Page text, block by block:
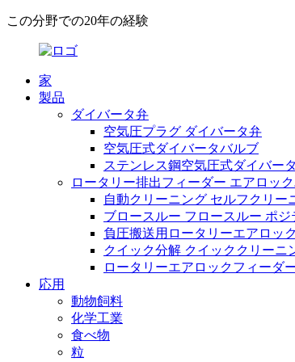
この分野での20年の経験
家
製品
ダイバータ弁
空気圧プラグ ダイバータ弁
空気圧式ダイバータバルブ
ステンレス鋼空気圧式ダイバー
ロータリー排出フィーダー エアロッ
自動クリーニング セルフクリ
ブロースルー フロースルー ポ
負圧搬送用ロータリーエアロッ
クイック分解 クイッククリー
ロータリーエアロックフィーダ
応用
動物飼料
化学工業
食べ物
粒